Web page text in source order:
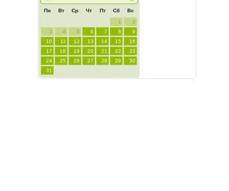
Пн Вт Ср Чт Пт Сб Вс
1
2
3
4 5 6 7 8
9
10
11 12 13 14 15
16
17
18 19 20 21 22
23
24
25 26 27 28 29
30
31